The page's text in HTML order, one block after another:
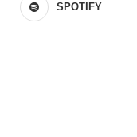
SPOTIFY